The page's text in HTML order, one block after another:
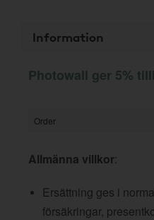
Information
Photowall ger 5%
Order
Allmänna villkor:
Ersättning ges i
försäkringar,